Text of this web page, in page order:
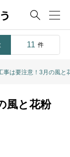

11 件
事は要注意！3月の風と
風と花粉